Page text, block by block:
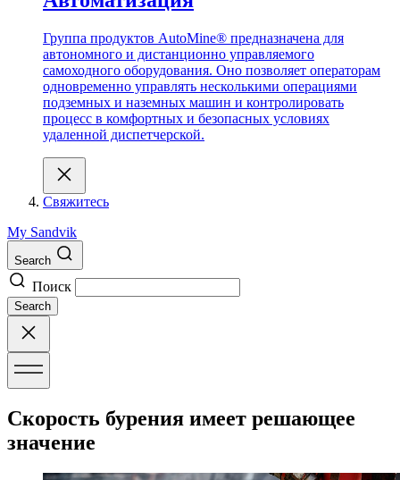
Группа продуктов AutoMine® предназначена для
автономного и дистанционно управляемого
самоходного оборудования. Оно позволяет операторам
одновременно управлять несколькими операциями
подземных и наземных машин и контролировать
процесс в комфортных и безопасных условиях
удаленной диспетчерской.
Свяжитесь
My Sandvik
Search
Поиск
Search
Скорость бурения имеет решающее
значение